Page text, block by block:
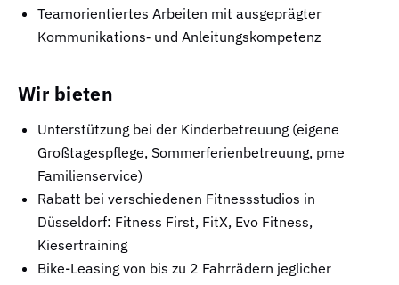
Teamorientiertes Arbeiten mit ausgeprägter
Kommunikations‑ und Anleitungskompetenz
Wir bieten
Unterstützung bei der Kinderbetreuung (eigene
Großtagespflege, Sommerferienbetreuung, pme
Familienservice)
Rabatt bei verschiedenen Fitnessstudios in
Düsseldorf: Fitness First, FitX, Evo Fitness,
Kiesertraining
Bike-Leasing von bis zu 2 Fahrrädern jeglicher